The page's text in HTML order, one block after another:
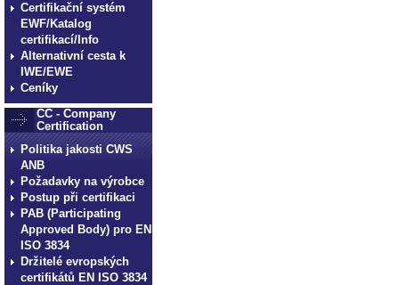
Certifikační systém
EWF/Katalog
certifikací/Info
Alternativní cesta k
IWE/EWE
Ceníky
CC - Company
Certification
Politika jakosti CWS
ANB
Požadavky na výrobce
Postup při certifikaci
PAB (Participating
Approved Body) pro EN
ISO 3834
Držitelé evropských
certifikátů EN ISO 3834